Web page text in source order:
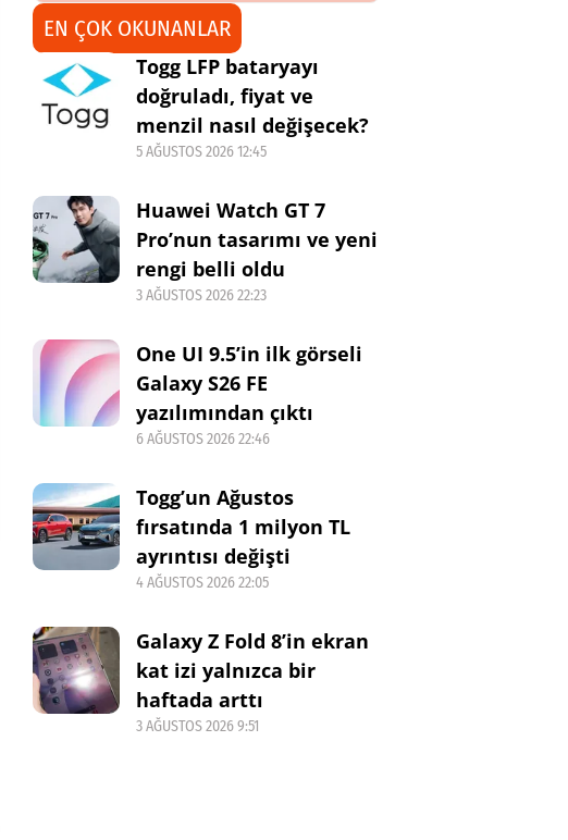
EN ÇOK OKUNANLAR
Togg LFP bataryayı
doğruladı, fiyat ve
menzil nasıl değişecek?
5 AĞUSTOS 2026 12:45
Huawei Watch GT 7
Pro’nun tasarımı ve yeni
rengi belli oldu
3 AĞUSTOS 2026 22:23
One UI 9.5’in ilk görseli
Galaxy S26 FE
yazılımından çıktı
6 AĞUSTOS 2026 22:46
Togg’un Ağustos
fırsatında 1 milyon TL
ayrıntısı değişti
4 AĞUSTOS 2026 22:05
Galaxy Z Fold 8’in ekran
kat izi yalnızca bir
haftada arttı
3 AĞUSTOS 2026 9:51